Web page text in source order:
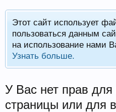
Этот сайт использует
пользоваться данным
на использование нами
Узнать больше.
У Вас нет прав для
страницы или для